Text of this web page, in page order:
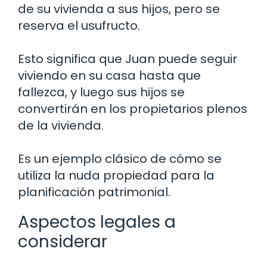
de su vivienda a sus hijos, pero se
reserva el usufructo.
Esto significa que Juan puede seguir
viviendo en su casa hasta que
fallezca, y luego sus hijos se
convertirán en los propietarios plenos
de la vivienda.
Es un ejemplo clásico de cómo se
utiliza la nuda propiedad para la
planificación patrimonial.
Aspectos legales a
considerar